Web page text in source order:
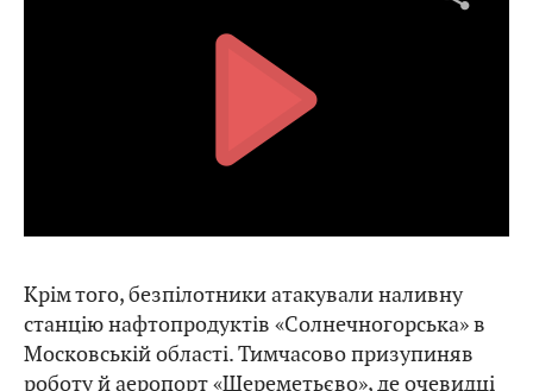
Крім того, безпілотники атакували наливну
станцію нафтопродуктів «Солнечногорська» в
Московській області. Тимчасово призупиняв
роботу й аеропорт «Шереметьєво», де очевидці